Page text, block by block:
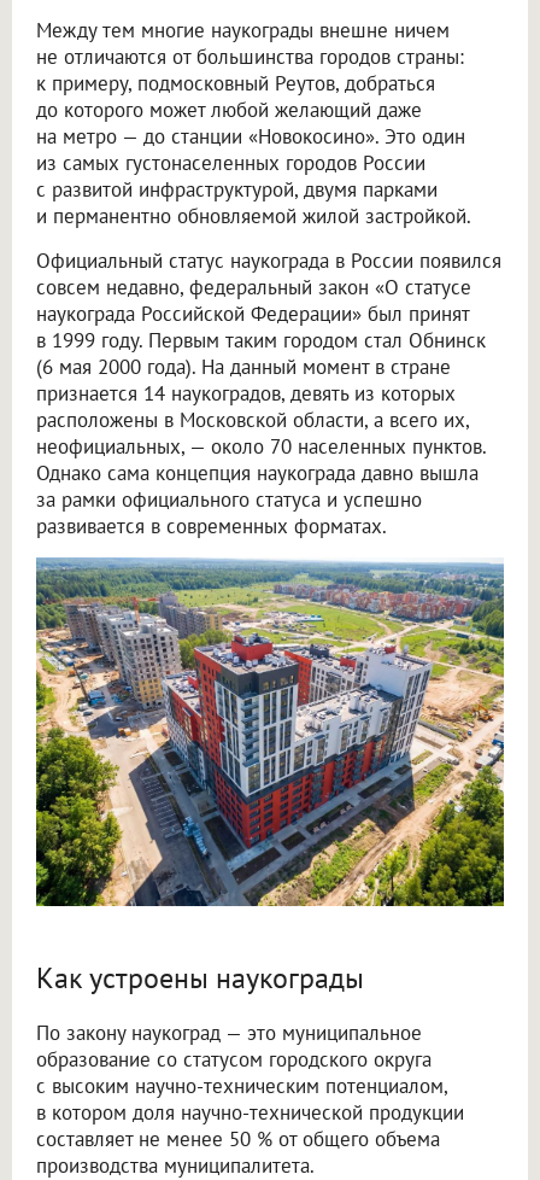
Между тем многие наукограды внешне ничем
не отличаются от большинства городов страны:
к примеру, подмосковный Реутов, добраться
до которого может любой желающий даже
на метро — до станции «Новокосино». Это один
из самых густонаселенных городов России
с развитой инфраструктурой, двумя парками
и перманентно обновляемой жилой застройкой.
Официальный статус наукограда в России появился
совсем недавно, федеральный закон «О статусе
наукограда Российской Федерации» был принят
в 1999 году. Первым таким городом стал Обнинск
(6 мая 2000 года). На данный момент в стране
признается 14 наукоградов, девять из которых
расположены в Московской области, а всего их,
неофициальных, — около 70 населенных пунктов.
Однако сама концепция наукограда давно вышла
за рамки официального статуса и успешно
развивается в современных форматах.
Как устроены наукограды
По закону наукоград — это муниципальное
образование со статусом городского округа
с высоким научно-техническим потенциалом,
в котором доля научно-технической продукции
составляет не менее 50 % от общего объема
производства муниципалитета.